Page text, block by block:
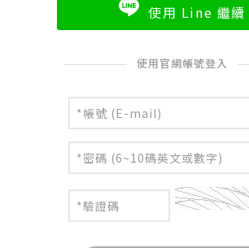
使用 Line 繼續
使用官網帳號登入